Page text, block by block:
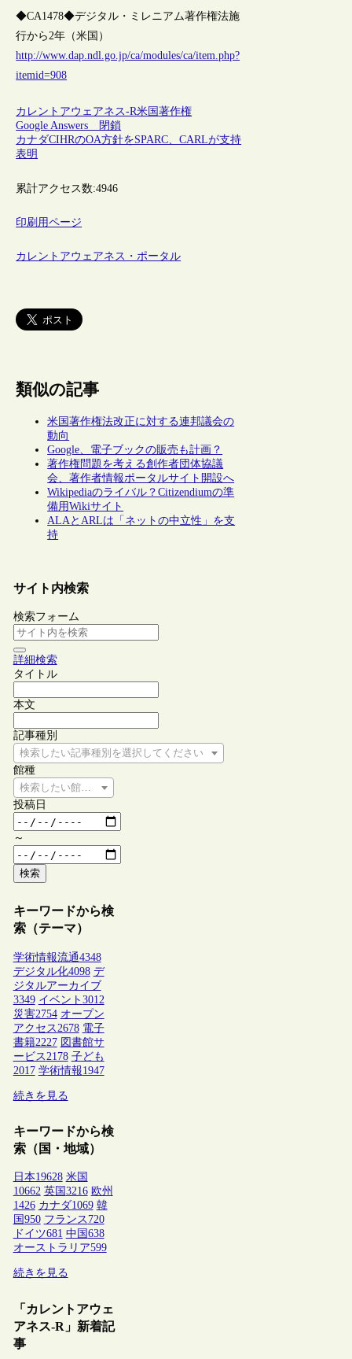
◆CA1478◆デジタル・ミレニアム著作権法施
行から2年（米国）
http://www.dap.ndl.go.jp/ca/modules/ca/item.php?
itemid=908
カレントアウェアネス-R米国著作権
Google Answers 閉鎖
カナダCIHRのOA方針をSPARC、CARLが支持
表明
累計アクセス数:4946
印刷用ページ
カレントアウェアネス・ポータル
類似の記事
米国著作権法改正に対する連邦議会の
動向
Google、電子ブックの販売も計画？
著作権問題を考える創作者団体協議
会、著作者情報ポータルサイト開設へ
Wikipediaのライバル？Citizendiumの準
備用Wikiサイト
ALAとARLは「ネットの中立性」を支
持
サイト内検索
検索フォーム
詳細検索
タイトル
本文
記事種別
検索したい記事種別を選択してください
館種
検索したい館種を選択してください
投稿日
～
検索
キーワードから検
索（テーマ）
学術情報流通4348
デジタル化4098 デ
ジタルアーカイブ
3349 イベント 3012
災害2754 オープン
アクセス 2678 電子
書籍2227 図書館サ
ービス 2178 子ども
2017 学術情報1947
続きを見る
キーワードから検
索（国・地域）
日本19628 米国
10662 英国 3216 欧州
1426 カナダ1069 韓
国 950 フランス 720
ドイツ681 中国 638
オーストラリア599
続きを見る
「カレントアウェ
アネス-R」新着記
事